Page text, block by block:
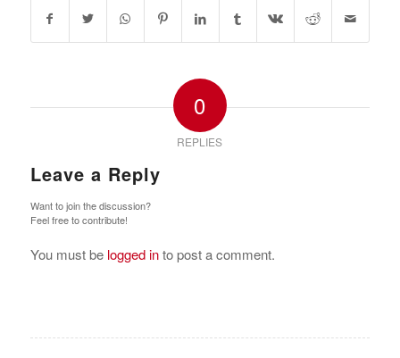
0
REPLIES
Leave a Reply
Want to join the discussion?
Feel free to contribute!
You must be logged into post a comment.